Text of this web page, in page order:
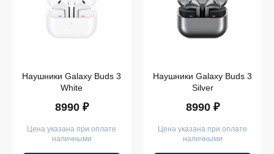
Показать
ещё
Наушники Galaxy Buds 3
White
8990 ₽
Цена указана при оплате
наличными
Наушники Galaxy Buds 3
Silver
8990 ₽
Цена указана при оплате
наличными